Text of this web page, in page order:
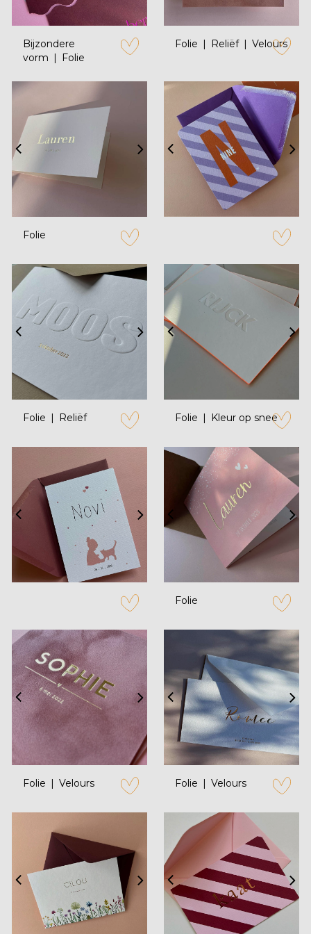
Bijzondere
vorm
Folie zet op verlanglijstje
Folie Reliëf Velours
zet op
Folie
zet op verlanglijstje zet op
Folie Reliëf
zet op verlanglijstje
Folie Kleur op snee
zet op
zet op verlanglijstje
Folie
zet op
Folie Velours
zet op verlanglijstje
Folie Velours
zet op